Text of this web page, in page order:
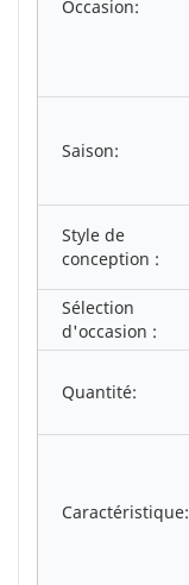
Occasion:
Saison:
Style de
conception :
Sélection
d'occasion :
Quantité:
Caractéristique: